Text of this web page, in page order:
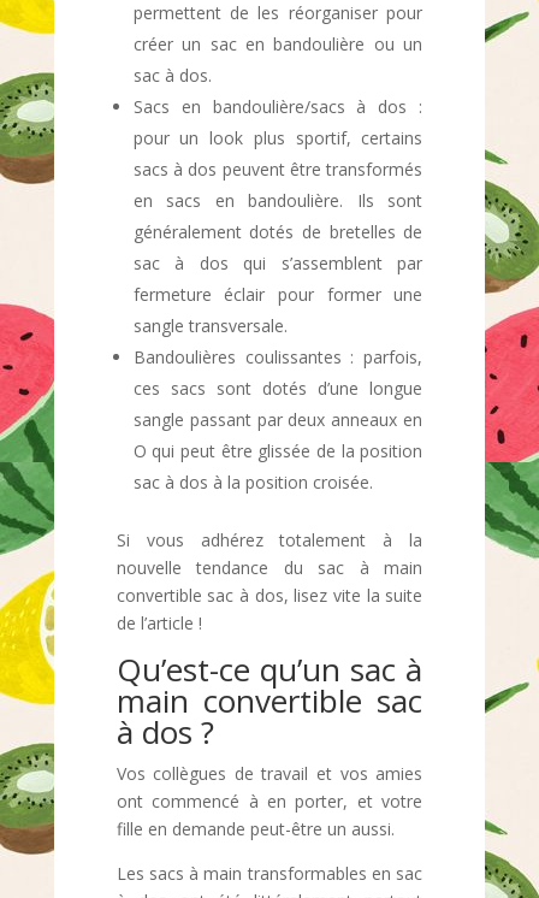
permettent de les réorganiser pour
créer un sac en bandoulière ou un
sac à dos.
Sacs en bandoulière/sacs à dos :
pour un look plus sportif, certains
sacs à dos peuvent être transformés
en sacs en bandoulière. Ils sont
généralement dotés de bretelles de
sac à dos qui s’assemblent par
fermeture éclair pour former une
sangle transversale.
Bandoulières coulissantes : parfois,
ces sacs sont dotés d’une longue
sangle passant par deux anneaux en
O qui peut être glissée de la position
sac à dos à la position croisée.
Si vous adhérez totalement à la
nouvelle tendance du sac à main
convertible sac à dos, lisez vite la suite
de l’article !
Qu’est-ce qu’un sac à
main convertible sac
à dos ?
Vos collègues de travail et vos amies
ont commencé à en porter, et votre
fille en demande peut-être un aussi.
Les sacs à main transformables en sac